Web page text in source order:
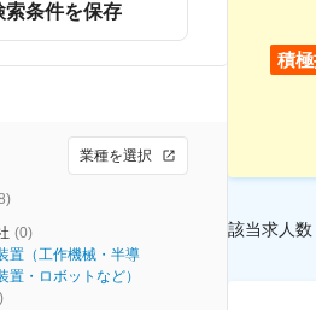
索条件を保存
業種を選択
)
(0)
置（工作機械・半導
置・ロボットなど）
)
積
該当求人数